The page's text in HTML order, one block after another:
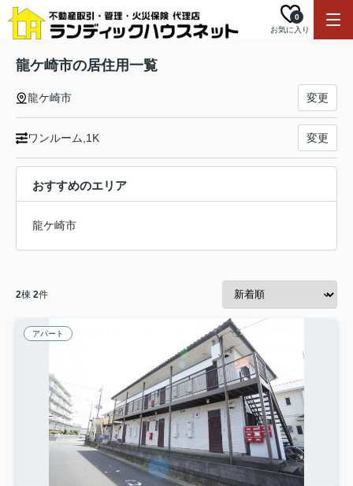
お気に入り
0
龍ケ崎市の居住用一覧
龍ケ崎市 変更
ワンルーム,1K 変更
おすすめのエリア
龍ケ崎市
2棟 2件
アパート